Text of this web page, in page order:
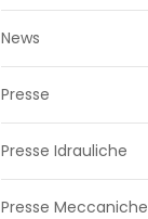
News
Presse
Presse Idrauliche
Presse Meccaniche